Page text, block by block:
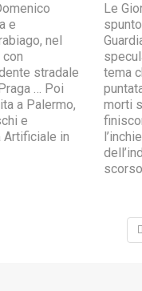
e
nel
stradale
… Poi
a Palermo,
e
Artificiale in
Le
tema
morti